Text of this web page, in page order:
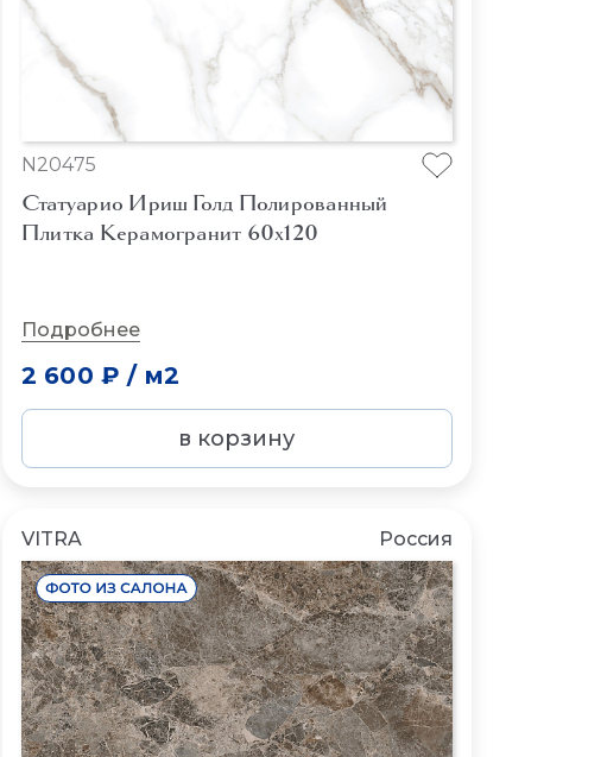
N20475
Статуарио Ириш Голд Полированный
Плитка Керамогранит 60x120
Подробнее
2 600 ₽ / м2
в корзину
VITRA Россия